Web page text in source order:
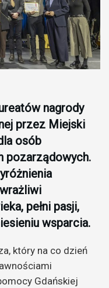
nagrody
przez Miejski
osób
pozarządowych.
pełni pasji,
wsparcia.
który na co dzień
Gdańskiej